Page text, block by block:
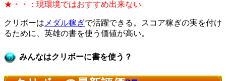
★・・：現環境ではおすすめ出来ない
クリボーは メダル稼ぎで活躍できる。スコア稼ぎの実を付け
るために、英雄の書を使う価値が高い。
みんなはクリボーに書を使う？